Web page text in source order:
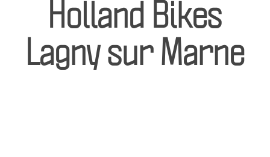
Holland Bikes
Lagny sur Marne